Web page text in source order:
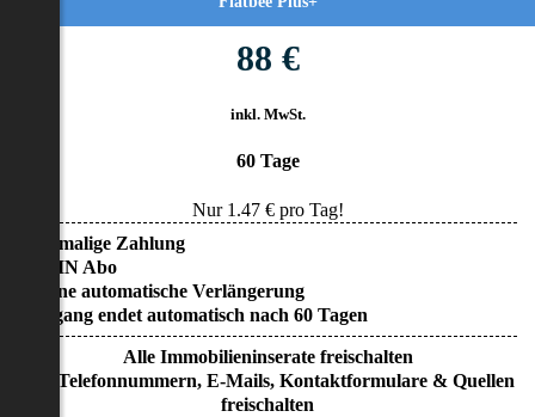
88 €
inkl. MwSt.
60 Tage
Nur 1.47€ pro Tag!
• Einmalige Zahlung
• KEIN Abo
• Keine automatische Verlängerung
• Zugang endet automatisch nach 60 Tagen
Alle Immobilieninserate freischalten
Alle Telefonnummern, E-Mails, Kontaktformulare & Quellen
freischalten